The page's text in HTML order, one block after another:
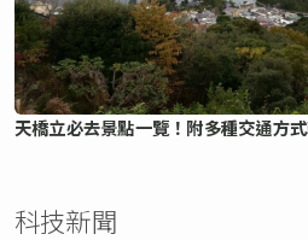
天橋立必去景點一覽！附多種交通方
科技新聞